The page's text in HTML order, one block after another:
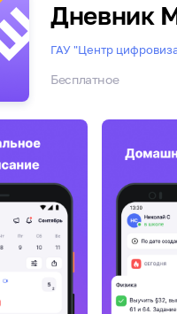
Дневник
ГАУ "Центр
Бесплатное